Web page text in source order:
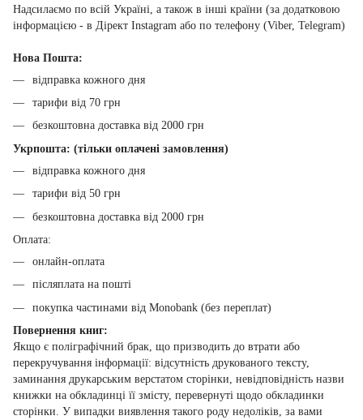
Надсилаємо по всій Україні, а також в інші країни (за додатковою
інформацією - в Дірект Instagram або по телефону (Viber, Telegram)
Нова Пошта:
відправка кожного дня
тарифи від 70 грн
безкоштовна доставка від 2000 грн
Укрпошта: (тільки оплачені замовлення)
відправка кожного дня
тарифи від 50 грн
безкоштовна доставка від 2000 грн
Оплата:
онлайн-оплата
післяплата на пошті
покупка частинами від Monobank (без переплат)
Повернення книг:
Якщо є поліграфічний брак, що призводить до втрати або
перекручування інформації: відсутність друкованого тексту,
заминання друкарським верстатом сторінки, невідповідність назви
книжки на обкладинці її змісту, перевернуті щодо обкладинки
сторінки. У випадки виявлення такого роду недоліків, за вами